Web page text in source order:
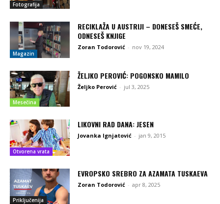
Fotografija
Magazin
RECIKLAŽA U AUSTRIJI – DONESEŠ SMEĆE,
ODNESEŠ KNJIGE
Zoran Todorović - nov 19, 2024
Mesečina
ŽELJKO PEROVIĆ: POGONSKO MAMILO
Željko Perović - jul 3, 2025
Otvorena vrata
LIKOVNI RAD DANA: JESEN
Jovanka Ignjatović - jan 9, 2015
Priključenija
EVROPSKO SREBRO ZA AZAMATA TUSKAEVA
Zoran Todorović - apr 8, 2025